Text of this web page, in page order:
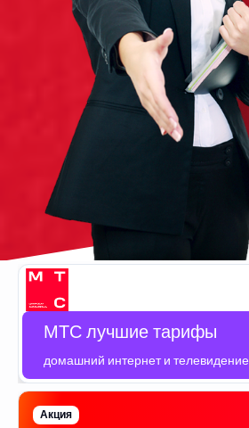
МТС лучшие тарифы
домашний интернет и телевидение
Акция